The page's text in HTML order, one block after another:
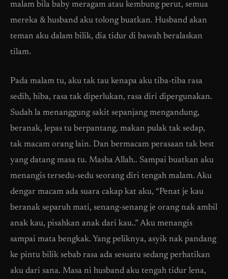
malam bila baby meragam atau kembung perut, semua
mereka & husband aku tolong buatkan. Husband akan
teman aku dalam bilik, dia tidur di bawah beralaskan
tilam.
Pada malam tu, aku tak tau kenapa aku tiba-tiba rasa
sedih, hiba, rasa tak diperlukan, rasa diri dipergunakan.
Sudah la menanggung sakit sepanjang mengandung,
beranak, lepas tu berpantang, makan pulak tak sedap,
tak macam orang lain. Dan bermacam perasaan tak best
yang datang masa tu. Masha Allah.. Sampai buatkan aku
menangis tersedu-sedu seorang diri tengah malam. Aku
dengar macam ada suara cakap kat aku, “Penat je kau
beranak separuh mati, senang-senang je orang nak ambil
anak kau, pisahkan anak dari kau..” Aku menangis
sampai mata bengkak. Yang peliknya, asyik nak pandang
ke pintu bilik sebab rasa ada sesuatu sedang perhatikan
aku dari sana. Masa ni husband aku tengah tidur lena,